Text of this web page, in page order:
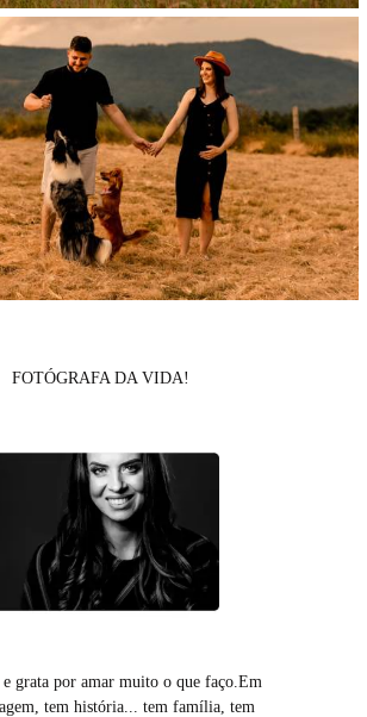
FOTÓGRAFA DA VIDA!
grata por amar muito o que faço.Em
tem história... tem família, tem